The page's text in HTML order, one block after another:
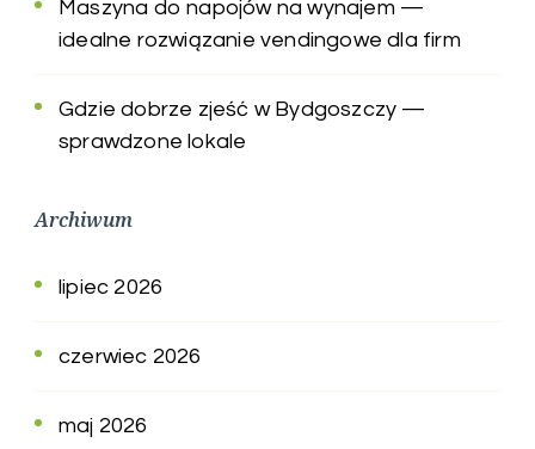
Maszyna do napojów na wynajem —
idealne rozwiązanie vendingowe dla firm
Gdzie dobrze zjeść w Bydgoszczy —
sprawdzone lokale
Archiwum
lipiec 2026
czerwiec 2026
maj 2026